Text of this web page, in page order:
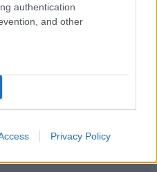
authentication
and other
Privacy Policy